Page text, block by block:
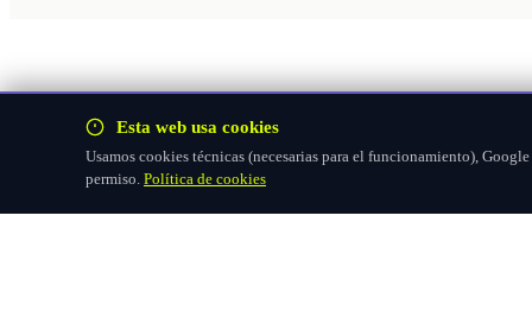
Esta web usa cookies
Usamos cookies técnicas (necesarias para el funcionamiento),
permiso. Política de cookies